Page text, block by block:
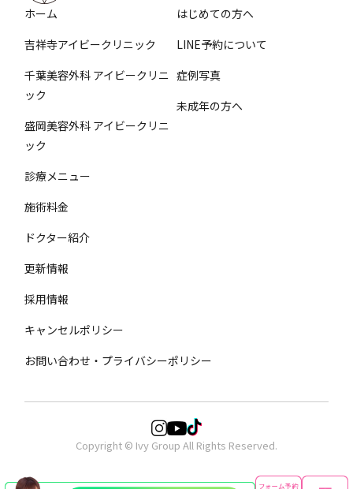
ホーム
吉祥寺アイビークリニック
千葉美容外科 アイビークリニ
ック
盛岡美容外科 アイビークリニ
ック
診療メニュー
施術料金
ドクター紹介
はじめての方へ
LINE予約について
症例写真
未成年の方へ
更新情報
採用情報
キャンセルポリシー
お問い合わせ・プライバシーポリシー
Copyright © Ivy Group All Rights Reserved.